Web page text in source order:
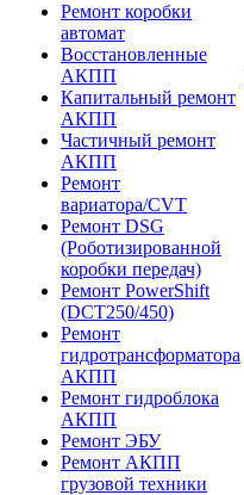
Ремонт коробки
автомат
Восстановленные
АКПП
Капитальный ремонт
АКПП
Частичный ремонт
АКПП
Ремонт
вариатора/CVT
Ремонт DSG
(Роботизированной
коробки передач)
Ремонт PowerShift
(DCT250/450)
Ремонт
гидротрансформатора
АКПП
Ремонт гидроблока
АКПП
Ремонт ЭБУ
Ремонт АКПП
грузовой техники